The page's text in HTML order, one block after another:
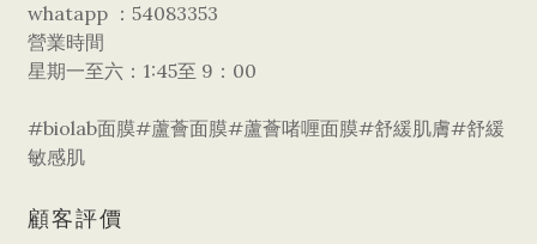
whatapp ：54083353
營業時間
星期一至六：1:45至 9：00
#biolab面膜#蘆薈面膜#蘆薈啫喱面膜#舒緩肌膚#舒緩
敏感肌
顧客評價